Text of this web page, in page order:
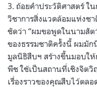
3. ถ้อยคำประวัติศาสตร์ ใ
วิชาการสิ่งแวดล้อมแห่งช
ชัดว่า “ผมขอพูดในนามสัต
ของธรรมชาติครั้งนี้ ผมมั
มูลนิธิสืบฯ สร้างขึ้นมอบใ
พืช ใช้เป็นสถานที่เชิงจิต
เรื่องราวของคุณสืบไว้ตลอ